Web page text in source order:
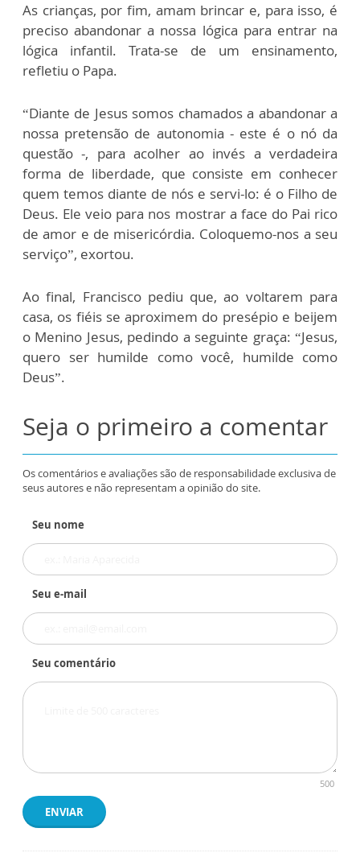
As crianças, por fim, amam brincar e, para isso, é
preciso abandonar a nossa lógica para entrar na
lógica infantil. Trata-se de um ensinamento,
refletiu o Papa.
“Diante de Jesus somos chamados a abandonar a
nossa pretensão de autonomia - este é o nó da
questão -, para acolher ao invés a verdadeira
forma de liberdade, que consiste em conhecer
quem temos diante de nós e servi-lo: é o Filho de
Deus. Ele veio para nos mostrar a face do Pai rico
de amor e de misericórdia. Coloquemo-nos a seu
serviço”, exortou.
Ao final, Francisco pediu que, ao voltarem para
casa, os fiéis se aproximem do presépio e beijem
o Menino Jesus, pedindo a seguinte graça: “Jesus,
quero ser humilde como você, humilde como
Deus”.
Seja o primeiro a comentar
Os comentários e avaliações são de responsabilidade exclusiva de
seus autores e não representam a opinião do site.
Seu nome
Seu e-mail
Seu comentário
500
ENVIAR